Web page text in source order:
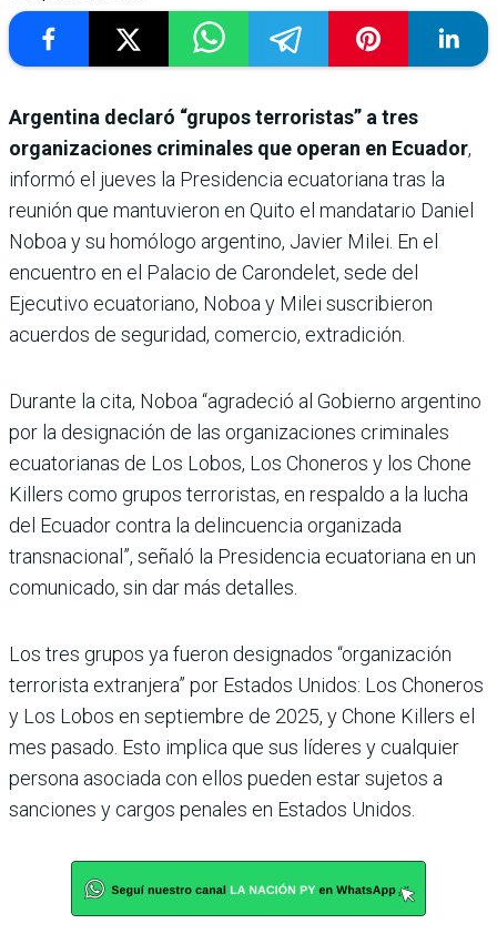
Argentina declaró “grupos terroristas” a tres
organizaciones criminales que operan en Ecuador,
informó el jueves la Presidencia ecuatoriana tras la
reunión que mantuvieron en Quito el mandatario Daniel
Noboa y su homólogo argentino, Javier Milei. En el
encuentro en el Palacio de Carondelet, sede del
Ejecutivo ecuatoriano, Noboa y Milei suscribieron
acuerdos de seguridad, comercio, extradición.
Durante la cita, Noboa “agradeció al Gobierno argentino
por la designación de las organizaciones criminales
ecuatorianas de Los Lobos, Los Choneros y los Chone
Killers como grupos terroristas, en respaldo a la lucha
del Ecuador contra la delincuencia organizada
transnacional”, señaló la Presidencia ecuatoriana en un
comunicado, sin dar más detalles.
Los tres grupos ya fueron designados “organización
terrorista extranjera” por Estados Unidos: Los Choneros
y Los Lobos en septiembre de 2025, y Chone Killers el
mes pasado. Esto implica que sus líderes y cualquier
persona asociada con ellos pueden estar sujetos a
sanciones y cargos penales en Estados Unidos.